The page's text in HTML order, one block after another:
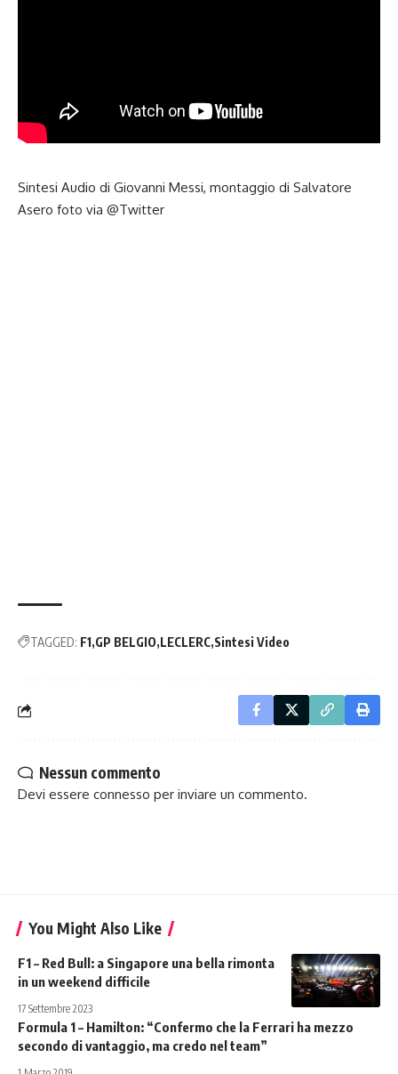
Sintesi Audio di Giovanni Messi, montaggio di Salvatore
Asero foto via @Twitter
TAGGED: F1 GP BELGIO LECLERC Sintesi Video
Nessun commento
Devi essere connesso per inviare un commento.
You Might Also Like
F1 – Red Bull: a Singapore una bella rimonta
in un weekend difficile
17 Settembre 2023
Formula 1 – Hamilton: “Confermo che la Ferrari ha mezzo
secondo di vantaggio, ma credo nel team”